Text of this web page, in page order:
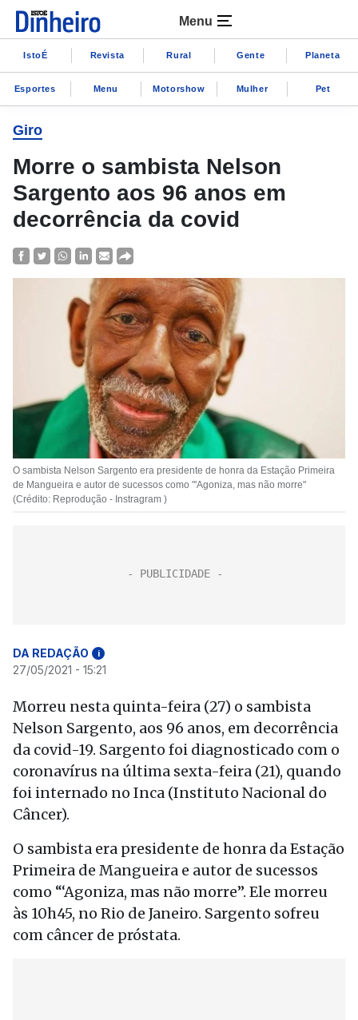
Menu
IstoÉ Revista Rural Gente Planeta
Esportes Menu Motorshow Mulher Pet
Giro
Morre o sambista Nelson
Sargento aos 96 anos em
decorrência da covid
O sambista Nelson Sargento era presidente de honra da Estação Primeira
de Mangueira e autor de sucessos como "'Agoniza, mas não morre"
(Crédito: Reprodução - Instragram )
DA REDAÇÃO i
27/05/2021 - 15:21
Morreu nesta quinta-feira (27) o sambista
Nelson Sargento, aos 96 anos, em decorrência
da covid-19. Sargento foi diagnosticado com o
coronavírus na última sexta-feira (21), quando
foi internado no Inca (Instituto Nacional do
Câncer).
O sambista era presidente de honra da Estação
Primeira de Mangueira e autor de sucessos
como “‘Agoniza, mas não morre”. Ele morreu
às 10h45, no Rio de Janeiro. Sargento sofreu
com câncer de próstata.